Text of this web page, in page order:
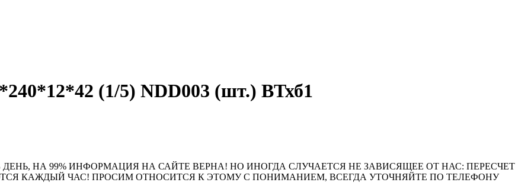
(1/5) NDD003 (шт.) ВТхб1
НА 99% ИНФОРМАЦИЯ НА САЙТЕ ВЕРНА! НО ИНОГДА СЛУЧАЕТСЯ НЕ ЗАВИСЯЩЕЕ ОТ НАС: ПЕРЕСЧЕТ
КАЖДЫЙ ЧАС! ПРОСИМ ОТНОСИТСЯ К ЭТОМУ С ПОНИМАНИЕМ, ВСЕГДА УТОЧНЯЙТЕ ПО ТЕЛЕФОНУ